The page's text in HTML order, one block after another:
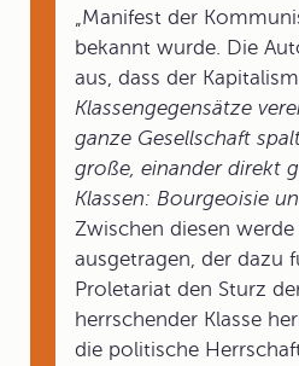
„Manifest der
bekannt wurde. Die
aus, dass der
Klassengegensätze
ganze Gesellschaft
große, einander direkt
Klassen: Bourgeoisie
Zwischen diesen
ausgetragen, der dazu
Proletariat den Sturz
herrschender Klasse
die politische